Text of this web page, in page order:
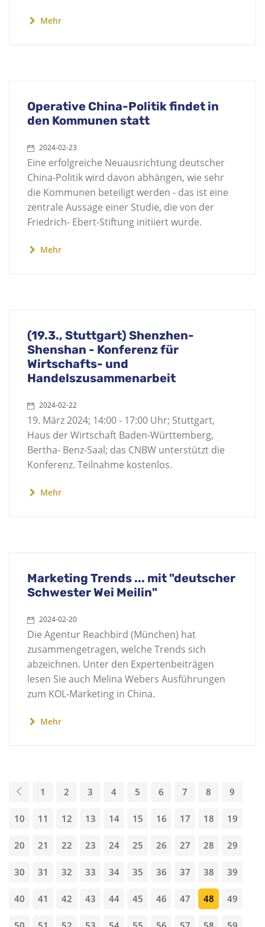
Mehr
Operative China-Politik findet in
den Kommunen statt
2024-02-23
Eine erfolgreiche Neuausrichtung deutscher
China-Politik wird davon abhängen, wie sehr
die Kommunen beteiligt werden - das ist eine
zentrale Aussage einer Studie, die von der
Friedrich- Ebert-Stiftung initiiert wurde.
Mehr
(19.3., Stuttgart) Shenzhen-
Shenshan - Konferenz für
Wirtschafts- und
Handelszusammenarbeit
2024-02-22
19. März 2024; 14:00 - 17:00 Uhr; Stuttgart,
Haus der Wirtschaft Baden-Württemberg,
Bertha- Benz-Saal; das CNBW unterstützt die
Konferenz. Teilnahme kostenlos.
Mehr
Marketing Trends ... mit "deutscher
Schwester Wei Meilin"
2024-02-20
Die Agentur Reachbird (München) hat
zusammengetragen, welche Trends sich
abzeichnen. Unter den Expertenbeiträgen
lesen Sie auch Melina Webers Ausführungen
zum KOL-Marketing in China.
Mehr
1 2 3 4 5 6 7 8 9
10 11 12 13 14 15 16 17 18 19
20 21 22 23 24 25 26 27 28 29
30 31 32 33 34 35 36 37 38 39
40 41 42 43 44 45 46 47 48 49